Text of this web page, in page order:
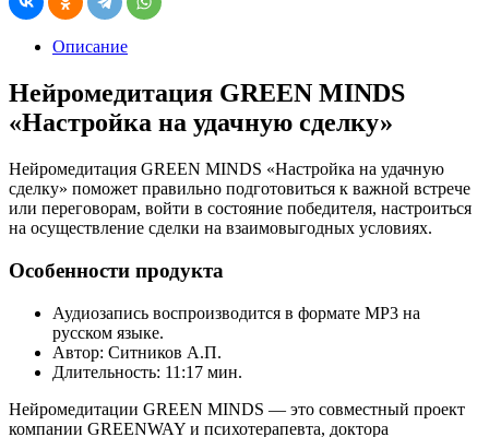
Описание
Нейромедитация GREEN MINDS
«Настройка на удачную сделку»
Нейромедитация GREEN MINDS «Настройка на удачную
сделку» поможет правильно подготовиться к важной встрече
или переговорам, войти в состояние победителя, настроиться
на осуществление сделки на взаимовыгодных условиях.
Особенности продукта
Аудиозапись воспроизводится в формате MP3 на
русском языке.
Автор: Ситников А.П.
Длительность: 11:17 мин.
Нейромедитации GREEN MINDS — это совместный проект
компании GREENWAY и психотерапевта, доктора